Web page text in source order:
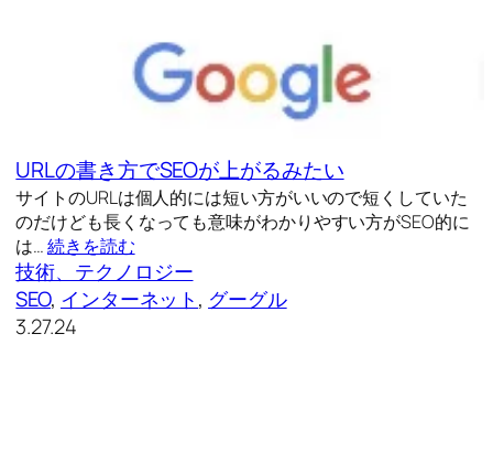
URLの書き方でSEOが上がるみたい
サイトのURLは個人的には短い方がいいので短くしていた
のだけども長くなっても意味がわかりやすい方がSEO的に
は…続きを読む
技術、テクノロジー
SEO, インターネット, グーグル
3.27.24